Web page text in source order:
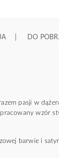
DO
pasji w
wzór
barwie i